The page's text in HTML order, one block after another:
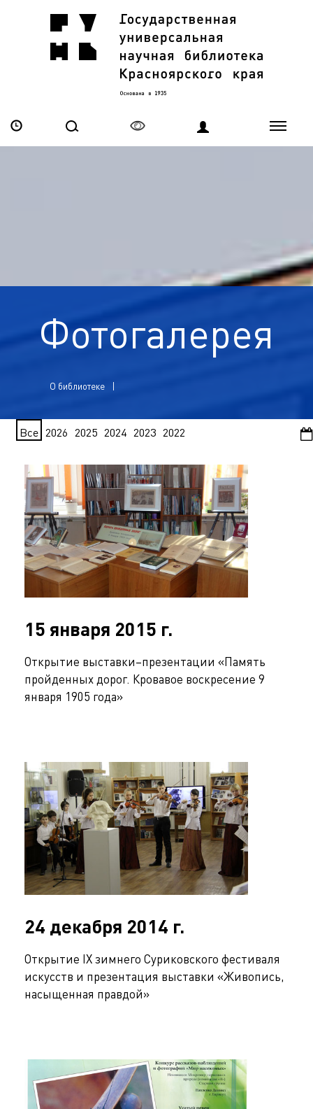
Фотогалерея
О библиотеке
Все 2026 2025 2024 2023 2022
15 января 2015 г.
Открытие выставки–презентации «Память
пройденных дорог. Кровавое воскресение 9
января 1905 года»
24 декабря 2014 г.
Открытие IX зимнего Суриковского фестиваля
искусств и презентация выставки «Живопись,
насыщенная правдой»